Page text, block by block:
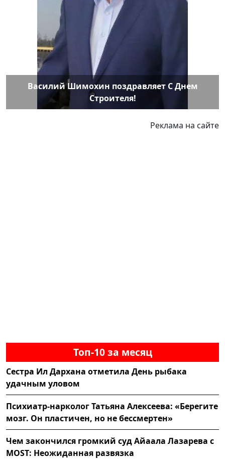
Василий Шимохин поздравляет С Днем
Строителя!
Реклама на сайте
Топ-10 за месяц
Сестра Ил Дархана отметила День рыбака
удачным уловом
Психиатр-нарколог Татьяна Алексеева: «Берегите
мозг. Он пластичен, но не бессмертен»
Чем закончился громкий суд Айаала Лазарева с
MOST: Неожиданная развязка